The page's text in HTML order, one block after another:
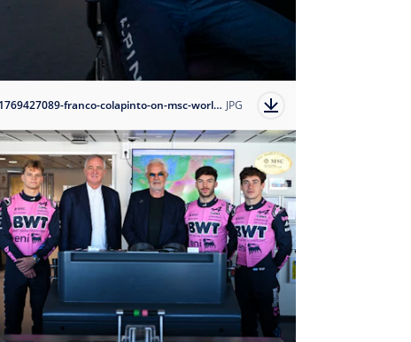
1769427089-franco-colapinto-on-msc-world-europa?auto=format JPG